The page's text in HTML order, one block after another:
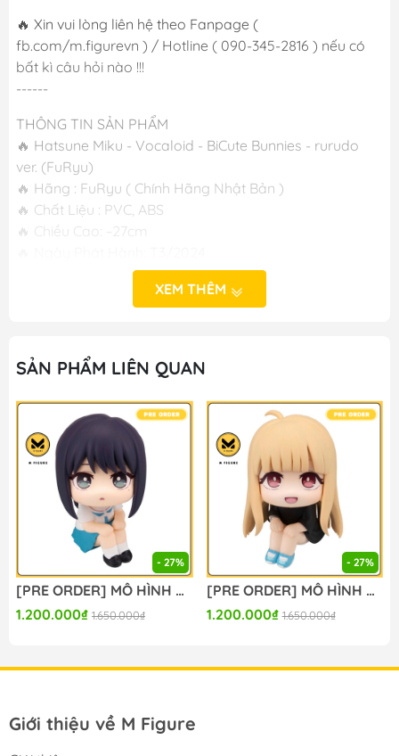
🔥 Xin vui lòng liên hệ theo Fanpage (
fb.com/m.figurevn ) / Hotline ( 090-345-2816 ) nếu có
bất kì câu hỏi nào !!!
------
THÔNG TIN SẢN PHẨM
🔥 Hatsune Miku - Vocaloid - BiCute Bunnies - rurudo
ver. (FuRyu)
🔥 Hãng : FuRyu ( Chính Hãng Nhật Bản )
🔥 Chất Liệu : PVC, ABS
🔥 Chiều Cao: ~27cm
M FIGURE - MÔ HÌNH ANIME CHÍNH HÃNG NHẬT BẢN
🔥Hotline: 090-345-2816 or 098-777-0035
🔥Website: https://mfigure.com/
#figure #mo_hinh #mo_hinh_nhan_vat
#mo_hinh_anime #anime_figure #figure
#mo_hinh_chinh_hang #mo_hinh_figure
#figure_chinh_hang #mo_hinh_tinh #nendoroid
#gameprize #scalefigure #sega #hatsunemiku #miku
#bicutefigure
-----
XEM THÊM
SẢN PHẨM LIÊN QUAN
- 27%
[PRE ORDER] MÔ HÌNH Chou Kaguya-hime! - Sakayori Iroha - Look Up (MegaHouse) FIGURE CHÍNH HÃNG
1.200.000₫ 1.650.000₫
- 27%
[PRE ORDER] MÔ HÌNH Chou Kaguya-hime! - Kaguya - Look Up (MegaHouse) FIGURE CHÍNH HÃNG
1.200.000₫ 1.650.000₫
Giới thiệu về M Figure